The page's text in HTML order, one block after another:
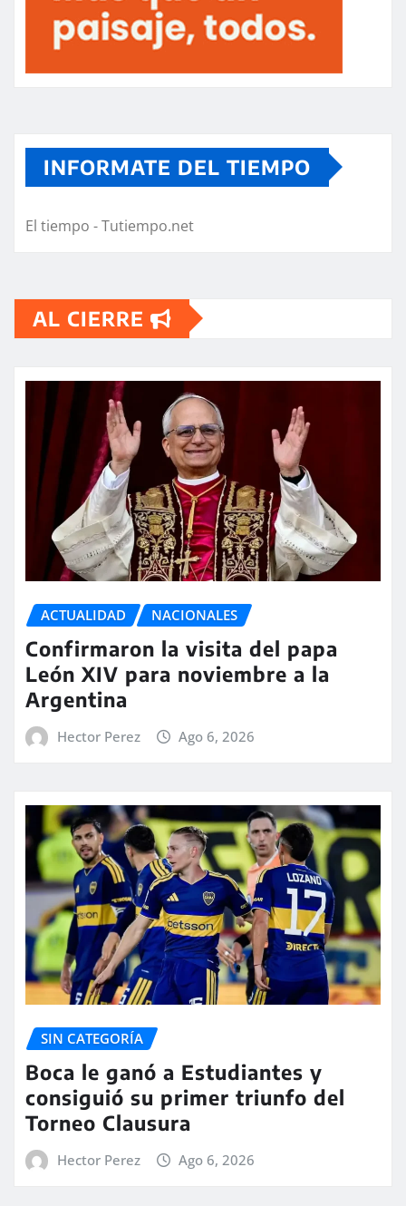
INFORMATE DEL TIEMPO
El tiempo - Tutiempo.net
AL CIERRE
ACTUALIDAD NACIONALES
Confirmaron la visita del papa
León XIV para noviembre a la
Argentina
Hector Perez Ago 6, 2026
SIN CATEGORÍA
Boca le ganó a Estudiantes y
consiguió su primer triunfo del
Torneo Clausura
Hector Perez Ago 6, 2026